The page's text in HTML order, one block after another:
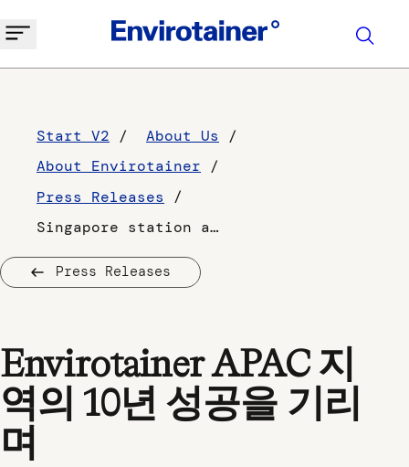
Start V2
About Us
About Envirotainer
Press Releases
Singapore station anniversary
Press Releases
Envirotainer APAC 지
역의 10년 성공을 기리
며